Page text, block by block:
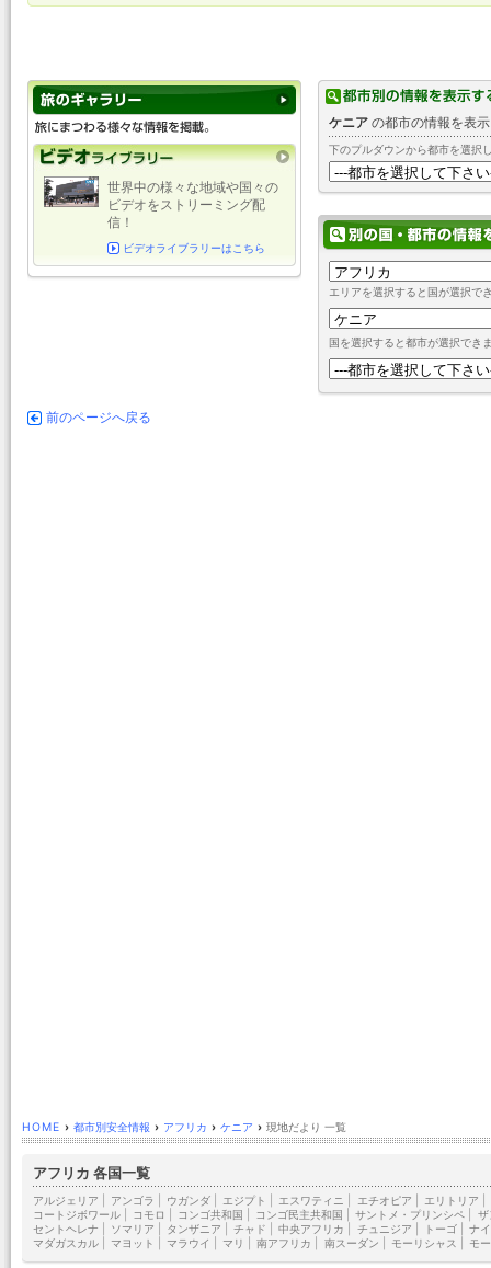
ケニア の都市の情報を表
下のプルダウンから都市を選択
エリアを選択すると国が選択で
国を選択すると都市が選択でき
世界中の様々な地域や国々の
ビデオをストリーミング配
信！
ビデオライブラリーはこちら
前のページへ戻る
HOME › 都市別安全情報 › アフリカ › ケニア › 現地だより 一覧
アフリカ 各国一覧
アルジェリア アンゴラ ウガンダ エジプト エスワティニ エチオピア エリトリア
コートジボワール
コモロ コンゴ共和国 コンゴ民主共和国 サントメ・プリンシペ
ザ
セントヘレナ
ソマリア タンザニア チャド 中央アフリカ チュニジア トーゴ|
ナ
マダガスカル
マヨット マラウイ マリ 南アフリカ 南スーダン モーリシャス モ